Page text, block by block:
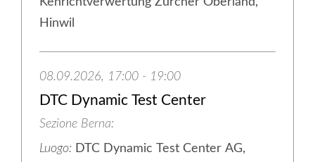
Hinwil
08.09.2026, 17:00 - 19:00
DTC Dynamic Test Center
Sezione Berna
Luogo: DTC Dynamic Test Center AG,